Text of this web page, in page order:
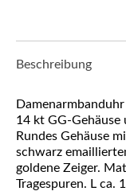
Beschreibung
14 kt GG-Gehäuse
Rundes Gehäuse
schwarz
goldene Zeiger.
Tragespuren. L ca.